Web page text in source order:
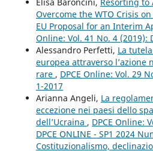
Overcome the WTO Crisis
EU Proposal for an Interim
Online: Vol. 41 No. 4 (2019):
Alessandro Perfetti, La
europea attraverso l’azione
rare , DPCE Online: Vol. 29
1-2017
Arianna Angeli, La
eccezione nei paesi dello
dell’Ucraina , DPCE Online:
DPCE ONLINE - SP1 2024
Costituzionalismo,